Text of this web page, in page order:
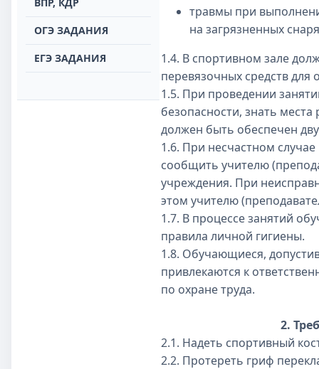
ОГЭ ЗАДАНИЯ
ЕГЭ ЗАДАНИЯ
травмы при
на загрязненных
1.4. В спортивном зале
перевязочных средств
1.5. При проведении
безопасности, знать
должен быть обес­печен
1.6. При несчастном
сообщить учителю
учреждения. При
этом учителю
1.7. В процессе занятий
правила личной гигиены.
1.8. Обучающиеся,
привлекаются к
по охране труда.
2.
2.1. Надеть спортивный
2.2. Протереть гриф